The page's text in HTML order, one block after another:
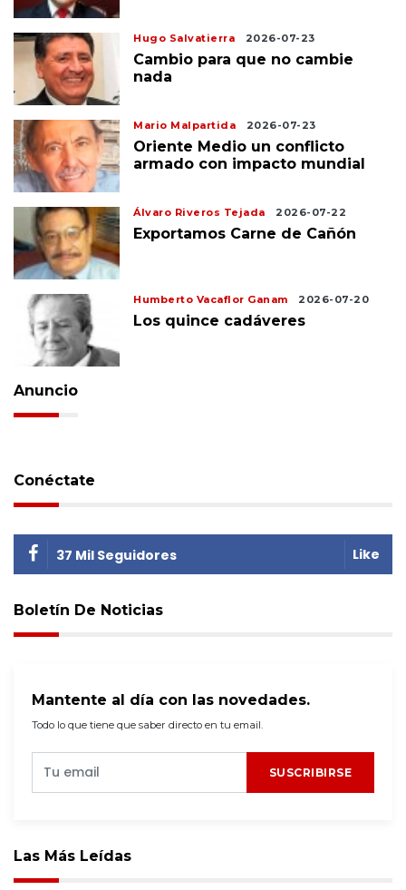
Hugo Salvatierra 2026-07-23
Cambio para que no cambie
nada
Mario Malpartida 2026-07-23
Oriente Medio un conflicto
armado con impacto mundial
Álvaro Riveros Tejada 2026-07-22
Exportamos Carne de Cañón
Humberto Vacaflor Ganam 2026-07-20
Los quince cadáveres
Anuncio
Conéctate
37 Mil Seguidores Like
Boletín De Noticias
Mantente al día con las novedades.
Todo lo que tiene que saber directo en tu email.
SUSCRIBIRSE
Las Más Leídas